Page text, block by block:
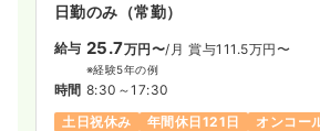
日勤のみ（常勤）
給与 25.7万円〜/月 賞与111.5万円〜
※経験5年の例
時間 8:30～17:30
土日祝休み
年間休日121日
オンコー